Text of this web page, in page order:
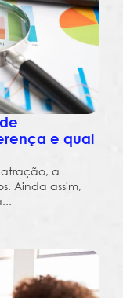
e qual
a
Ainda assim,